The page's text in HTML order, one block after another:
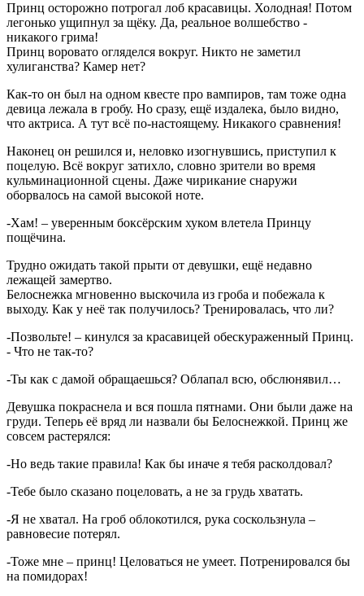
Принц осторожно потрогал лоб красавицы. Холодная! Потом
легонько ущипнул за щёку. Да, реальное волшебство -
никакого грима!
Принц воровато огляделся вокруг. Никто не заметил
хулиганства? Камер нет?
Как-то он был на одном квесте про вампиров, там тоже одна
девица лежала в гробу. Но сразу, ещё издалека, было видно,
что актриса. А тут всё по-настоящему. Никакого сравнения!
Наконец он решился и, неловко изогнувшись, приступил к
поцелую. Всё вокруг затихло, словно зрители во время
кульминационной сцены. Даже чирикание снаружи
оборвалось на самой высокой ноте.
-Хам! – уверенным боксёрским хуком влетела Принцу
пощёчина.
Трудно ожидать такой прыти от девушки, ещё недавно
лежащей замертво.
Белоснежка мгновенно выскочила из гроба и побежала к
выходу. Как у неё так получилось? Тренировалась, что ли?
-Позвольте! – кинулся за красавицей обескураженный Принц.
- Что не так-то?
-Ты как с дамой обращаешься? Облапал всю, обслюнявил…
Девушка покраснела и вся пошла пятнами. Они были даже на
груди. Теперь её вряд ли назвали бы Белоснежкой. Принц же
совсем растерялся:
-Но ведь такие правила! Как бы иначе я тебя расколдовал?
-Тебе было сказано поцеловать, а не за грудь хватать.
-Я не хватал. На гроб облокотился, рука соскользнула –
равновесие потерял.
-Тоже мне – принц! Целоваться не умеет. Потренировался бы
на помидорах!